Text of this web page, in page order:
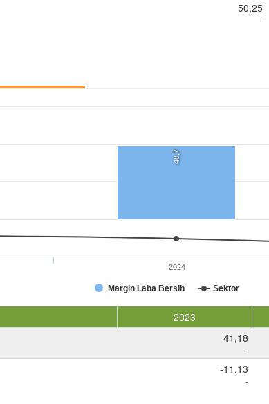
50,25
-
48,7
Margin Laba Bersih Sektor
2024
2023
41,18
-
-11,13
-